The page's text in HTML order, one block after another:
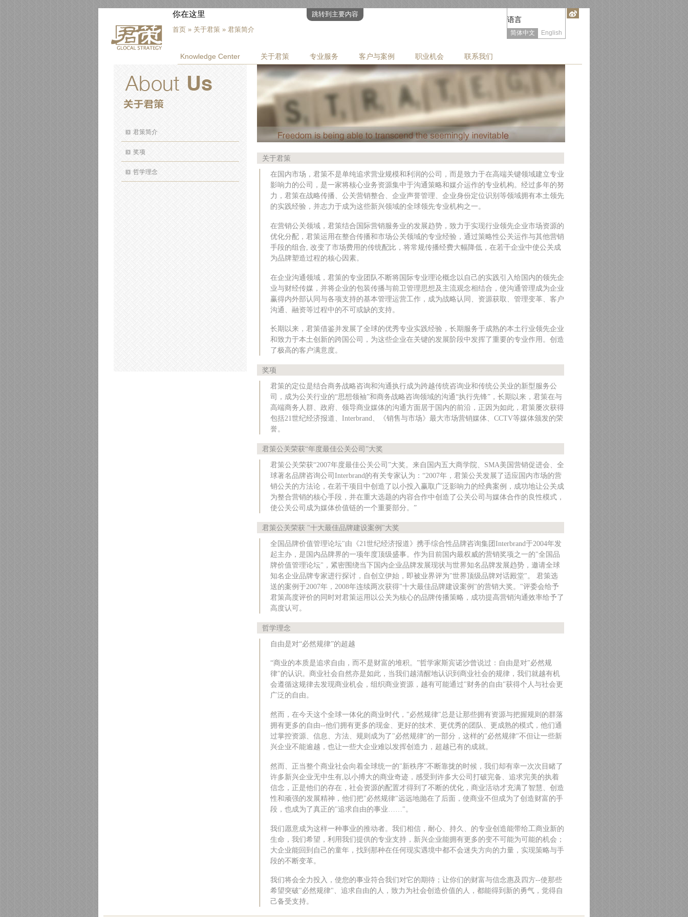
跳转到主要内容
语言
简体中文 English
Knowledge Center 关于君策 专业服务 客户与案例 职业机会 联系我们
你在这里
首页 » 关于君策 » 君策简介
君策简介
奖项
哲学理念
关于君策
在国内市场，君策不是单纯追求营业规模和利润的公司，而是致力于在高端关键领域建立专业
影响力的公司，是一家将核心业务资源集中于沟通策略和媒介运作的专业机构。经过多年的努
力，君策在战略传播、公关营销整合、企业声誉管理、企业身份定位识别等领域拥有本土领先
的实践经验，并志力于成为这些新兴领域的全球领先专业机构之一。
在营销公关领域，君策结合国际营销服务业的发展趋势，致力于实现行业领先企业市场资源的
优化分配，君策运用在整合传播和市场公关领域的专业经验，通过策略性公关运作与其他营销
手段的组合, 改变了市场费用的传统配比，将常规传播经费大幅降低，在若干企业中使公关成
为品牌塑造过程的核心因素。
在企业沟通领域，君策的专业团队不断将国际专业理论概念以自己的实践引入给国内的领先企
业与财经传媒，并将企业的包装传播与前卫管理思想及主流观念相结合，使沟通管理成为企业
赢得内外部认同与各项支持的基本管理运营工作，成为战略认同、资源获取、管理变革、客户
沟通、融资等过程中的不可或缺的支持。
长期以来，君策借鉴并发展了全球的优秀专业实践经验，长期服务于成熟的本土行业领先企业
和致力于本土创新的跨国公司，为这些企业在关键的发展阶段中发挥了重要的专业作用。创造
了极高的客户满意度。
奖项
君策的定位是结合商务战略咨询和沟通执行成为跨越传统咨询业和传统公关业的新型服务公
司，成为公关行业的“思想领袖”和商务战略咨询领域的沟通“执行先锋”，长期以来，君策在与
高端商务人群、政府、领导商业媒体的沟通方面居于国内的前沿，正因为如此，君策屡次获得
包括21世纪经济报道、Interbrand、《销售与市场》最大市场营销媒体、CCTV等媒体颁发的荣
誉。
君策公关荣获“年度最佳公关公司”大奖
君策公关荣获“2007年度最佳公关公司”大奖。来自国内五大商学院、SMA美国营销促进会、全
球著名品牌咨询公司Interbrand的有关专家认为：“2007年，君策公关发展了适应国内市场的营
销公关的方法论，在若干项目中创造了以小投入赢取广泛影响力的经典案例，成功地让公关成
为整合营销的核心手段，并在重大选题的内容合作中创造了公关公司与媒体合作的良性模式，
使公关公司成为媒体价值链的一个重要部分。”
君策公关荣获 "十大最佳品牌建设案例"大奖
全国品牌价值管理论坛"由《21世纪经济报道》携手综合性品牌咨询集团Interbrand于2004年发
起主办，是国内品牌界的一项年度顶级盛事。作为目前国内最权威的营销奖项之一的"全国品
牌价值管理论坛"，紧密围绕当下国内企业品牌发展现状与世界知名品牌发展趋势，邀请全球
知名企业品牌专家进行探讨，自创立伊始，即被业界评为"世界顶级品牌对话殿堂"。 君策选
送的案例于2007年，2008年连续两次获得"十大最佳品牌建设案例"的营销大奖。"评委会给予
君策高度评价的同时对君策运用以公关为核心的品牌传播策略，成功提高营销沟通效率给予了
高度认可。
哲学理念
自由是对“必然规律”的超越
“商业的本质是追求自由，而不是财富的堆积。”哲学家斯宾诺沙曾说过：自由是对"必然规
律"的认识。商业社会自然亦是如此，当我们越清醒地认识到商业社会的规律，我们就越有机
会遵循这规律去发现商业机会，组织商业资源，越有可能通过"财务的自由"获得个人与社会更
广泛的自由。
然而，在今天这个全球一体化的商业时代，"必然规律"总是让那些拥有资源与把握规则的群落
拥有更多的自由--他们拥有更多的现金、更好的技术、更优秀的团队、更成熟的模式，他们通
过掌控资源、信息、方法、规则成为了"必然规律"的一部分，这样的"必然规律"不但让一些新
兴企业不能逾越，也让一些大企业难以发挥创造力，超越已有的成就。
然而、正当整个商业社会向着全球统一的"新秩序"不断靠拢的时候，我们却有幸一次次目睹了
许多新兴企业无中生有,以小搏大的商业奇迹，感受到许多大公司打破完备、追求完美的执着
信念，正是他们的存在，社会资源的配置才得到了不断的优化，商业活动才充满了智慧、创造
性和顽强的发展精神，他们把"必然规律"远远地抛在了后面，使商业不但成为了创造财富的手
段，也成为了真正的"追求自由的事业……"。
我们愿意成为这样一种事业的推动者。我们相信，耐心、持久、的专业创造能带给工商业新的
生命，我们希望，利用我们提供的专业支持，新兴企业能拥有更多的变不可能为可能的机会；
大企业能回到自己的童年，找到那种在任何现实遇境中都不会迷失方向的力量，实现策略与手
段的不断变革。
我们将会全力投入，使您的事业符合我们对它的期待；让你们的财富与信念惠及四方--使那些
希望突破"必然规律"、追求自由的人，致力为社会创造价值的人，都能得到新的勇气，觉得自
己备受支持。